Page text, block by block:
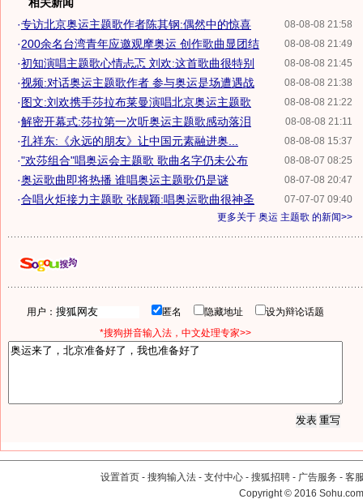
08-08-08 21:58
·专访北京奥运主题歌作者陈其钢:偶然中的惊喜
08-08-08 21:49
·200余名台湾青年应邀观摩奥运 创作歌曲显团结
08-08-08 21:45
·初知演唱主题歌心情忐忑 刘欢:这首歌曲很特别
08-08-08 21:38
·视频:对话奥运主题歌作者 参与奥运是场遭遇战
08-08-08 21:22
·图文:刘欢携手莎拉布莱曼演唱北京奥运主题歌
08-08-08 21:11
·解密开幕式:莎拉第一次听奥运主题歌感动落泪
08-08-08 15:37
·孔祥东:《永远的朋友》让中国元素融进奥...
08-08-07 08:25
·"欢莎组合"唱奥运会主题歌 歌曲名字仍未公布
08-07-08 20:47
·奥运歌曲即将热播 谁唱奥运主题歌仍是谜
07-07-07 09:40
·合唱火炬接力主题歌 张靓颖:唱奥运歌曲很神圣
更多关于 奥运 主题歌 的新闻>>
用户： 匿名 隐藏地址
设为辩论话题
*搜狗拼音输入法，中文处理专家>>
设置首页 - 搜狗输入法 - 支付中心 - 搜狐招聘 - 广告服务 - 客
Copyright©2016